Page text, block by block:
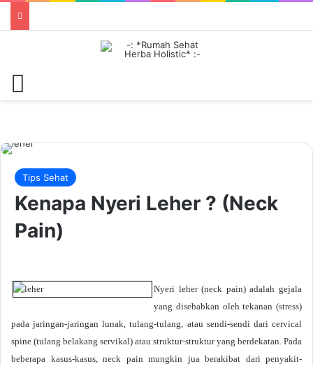
Tips Sehat
Kenapa Nyeri Leher ? (Neck
Pain)
Nyeri leher (neck pain) adalah gejala
yang disebabkan oleh tekanan (stress)
pada jaringan-jaringan lunak, tulang-tulang, atau sendi-sendi dari cervical
spine (tulang belakang servikal) atau struktur-struktur yang berdekatan. Pada
beberapa kasus-kasus, neck pain mungkin jua berakibat dari penyakit-